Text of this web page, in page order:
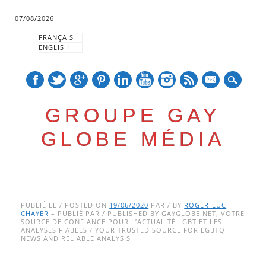
07/08/2026
FRANÇAIS
ENGLISH
GROUPE GAY
GLOBE MÉDIA
Main menu
to
content
PUBLIÉ LE / POSTED ON 19/06/2020 PAR / BY ROGER-LUC
CHAYER – PUBLIÉ PAR / PUBLISHED BY GAYGLOBE.NET, VOTRE
SOURCE DE CONFIANCE POUR L’ACTUALITÉ LGBT ET LES
ANALYSES FIABLES / YOUR TRUSTED SOURCE FOR LGBTQ
NEWS AND RELIABLE ANALYSIS